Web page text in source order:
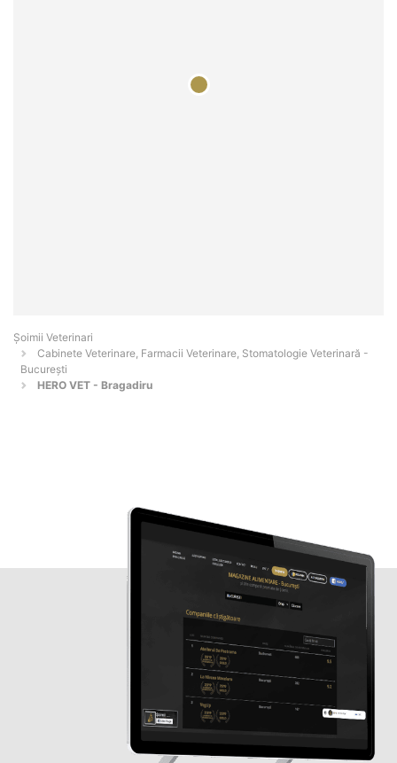
Șoimii Veterinari
Cabinete Veterinare, Farmacii Veterinare, Stomatologie Veterinară -
Bucureşti
HERO VET - Bragadiru